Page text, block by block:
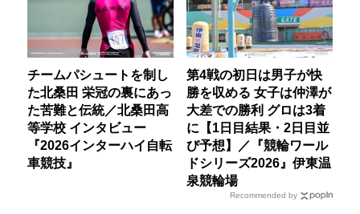
チームパシュートを制し
た北桑田 栄冠の裏にあっ
た苦難と伝統／北桑田高
等学校 インタビュー
『2026インターハイ自転
車競技』
第4戦の初日は男子が快
勝を収める 女子は仲澤が
大差での勝利 グロは3着
に【1日目結果・2日目並
び予想】／『競輪ワール
ドシリーズ2026』伊東温
泉競輪場
Recommended by